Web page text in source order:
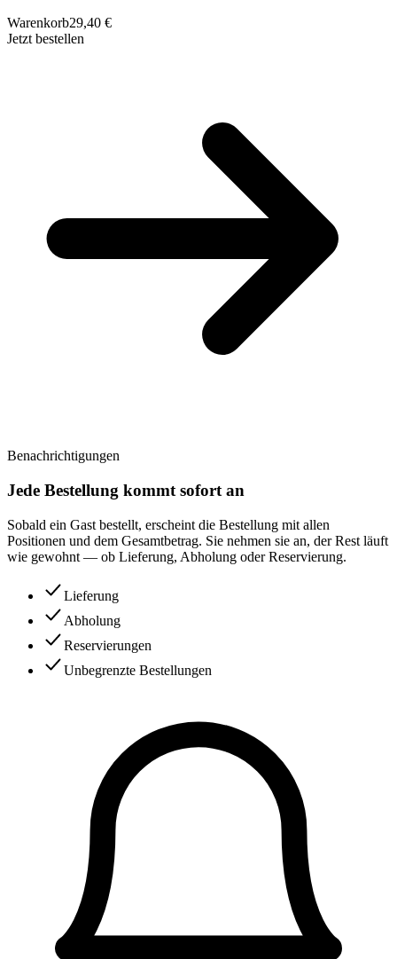
Warenkorb29,40 €
Jetzt bestellen
Benachrichtigungen
Jede Bestellung kommt sofort an
Sobald ein Gast bestellt, erscheint die Bestellung mit allen
Positionen und dem Gesamtbetrag. Sie nehmen sie an, der Rest läuft
wie gewohnt — ob Lieferung, Abholung oder Reservierung.
Lieferung
Abholung
Reservierungen
Unbegrenzte Bestellungen